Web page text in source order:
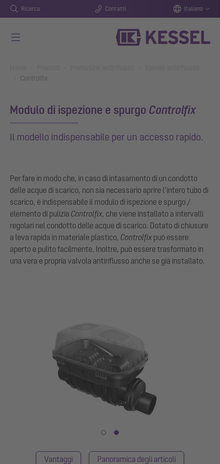
Ricerca Contatti Italiano
Controlfix
Modulo di ispezione e spurgo Controlfix
Il modello indispensabile per un accesso rapido.
Per fare in modo che, in caso di intasamento di un condotto
delle acque di scarico, non sia necessario aprire l’intero tubo di
scarico, è indispensabile il modulo di ispezione e spurgo /
elemento di pulizia Controlfix, che viene installato a intervalli
regolari nel condotto delle acque di scarico. Dotato di chiusure
a leva rapida in materiale plastico, Controlfix può essere
aperto e pulito facilmente. Inoltre, può essere trasformato in
una vera e propria valvola antiriflusso anche se già installato.
Vantaggi Panoramica degli articoli